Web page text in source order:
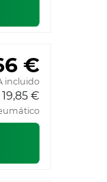
€
incluido
19,85 €